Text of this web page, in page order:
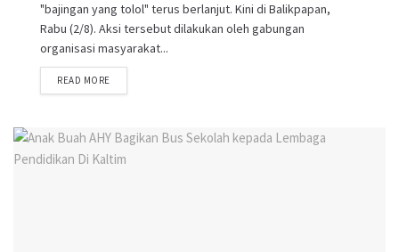
"bajingan yang tolol" terus berlanjut. Kini di Balikpapan,
Rabu (2/8). Aksi tersebut dilakukan oleh gabungan
organisasi masyarakat...
READ MORE